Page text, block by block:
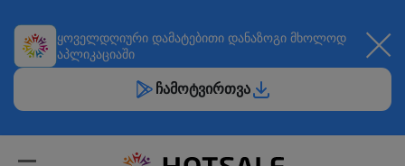
ყოველდღიური დამატებითი დანაზოგი მხოლოდ
აპლიკაციაში
ჩამოტვირთვა